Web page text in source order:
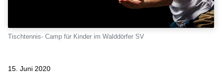
Tischtennis- Camp für Kinder im Walddörfer SV
15. Juni 2020